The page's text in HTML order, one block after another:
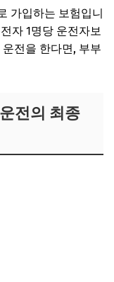
가입하는 보험입니
자 1명당 운전자보
전을 한다면, 부부
전의 최종